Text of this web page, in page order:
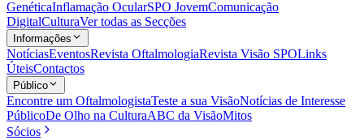
GenéticaInflamação OcularSPO JovemComunicação
DigitalCulturaVer todas as Secções
Informações
NotíciasEventosRevista OftalmologiaRevista Visão SPOLinks
ÚteisContactos
Público
Encontre um OftalmologistaTeste a sua VisãoNotícias de Interesse
PúblicoDe Olho na CulturaABC da VisãoMitos
Sócios